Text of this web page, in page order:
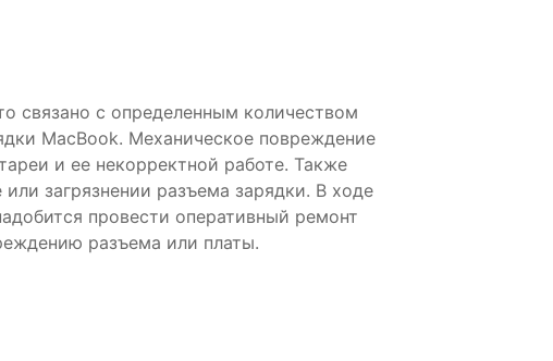
связано с определенным количеством
MacBook. Механическое повреждение
и ее некорректной работе. Также
загрязнении разъема зарядки. В ходе
провести оперативный ремонт
разъема или платы.